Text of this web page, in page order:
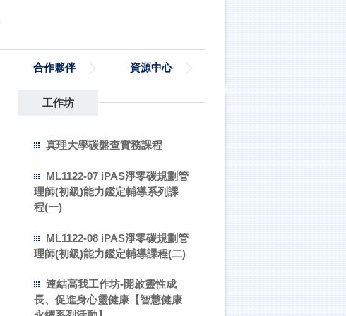
合作夥伴 資源中心
工作坊
真理大學碳盤查實務課程
ML1122-07 iPAS淨零碳規劃管
理師(初級)能力鑑定輔導系列課
程(一)
ML1122-08 iPAS淨零碳規劃管
理師(初級)能力鑑定輔導課程(二)
連結高我工作坊-開啟靈性成
長、促進身心靈健康【智慧健康